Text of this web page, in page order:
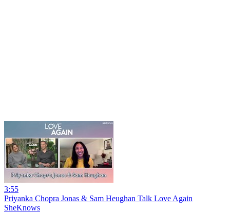
3:55
Priyanka Chopra Jonas & Sam Heughan Talk Love Again
SheKnows